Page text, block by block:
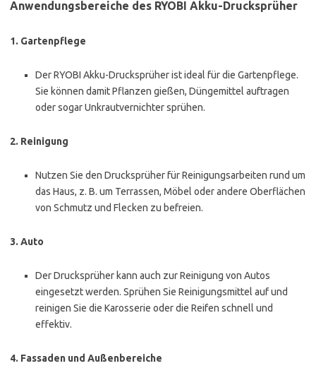
Anwendungsbereiche des RYOBI Akku-Drucksprüher
1. Gartenpflege
Der RYOBI Akku-Drucksprüher ist ideal für die Gartenpflege.
Sie können damit Pflanzen gießen, Düngemittel auftragen
oder sogar Unkrautvernichter sprühen.
2. Reinigung
Nutzen Sie den Drucksprüher für Reinigungsarbeiten rund um
das Haus, z. B. um Terrassen, Möbel oder andere Oberflächen
von Schmutz und Flecken zu befreien.
3. Auto
Der Drucksprüher kann auch zur Reinigung von Autos
eingesetzt werden. Sprühen Sie Reinigungsmittel auf und
reinigen Sie die Karosserie oder die Reifen schnell und
effektiv.
4. Fassaden und Außenbereiche